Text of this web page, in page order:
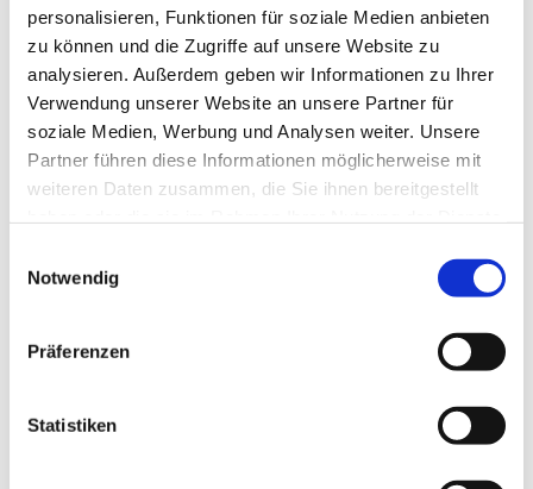
personalisieren, Funktionen für soziale Medien anbieten
zu können und die Zugriffe auf unsere Website zu
analysieren. Außerdem geben wir Informationen zu Ihrer
Verwendung unserer Website an unsere Partner für
soziale Medien, Werbung und Analysen weiter. Unsere
Partner führen diese Informationen möglicherweise mit
weiteren Daten zusammen, die Sie ihnen bereitgestellt
Notwendig
Präferenzen
StatistikenDies könnte Sie auch